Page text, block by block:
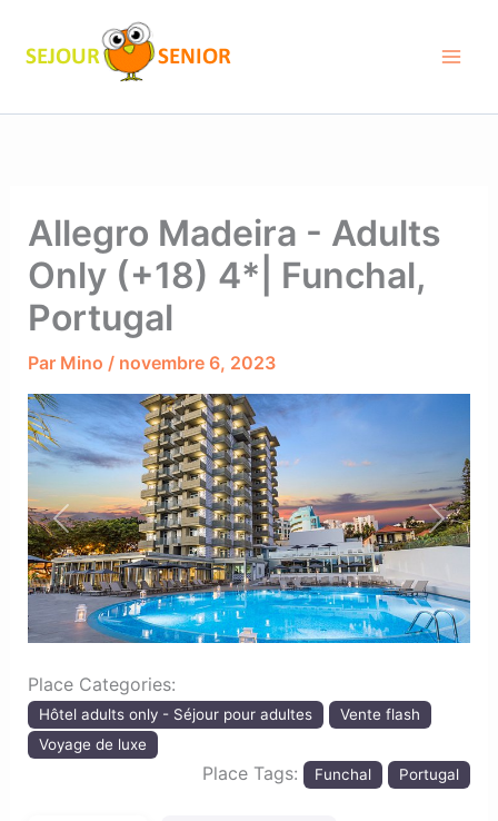
contenu
Allegro Madeira - Adults
Only (+18) 4*| Funchal,
Portugal
Par Mino / novembre 6, 2023
Previous Next
Place Categories:
Hôtel adults only - Séjour pour adultes
Vente flash
Voyage de luxe
Place Tags: Funchal Portugal